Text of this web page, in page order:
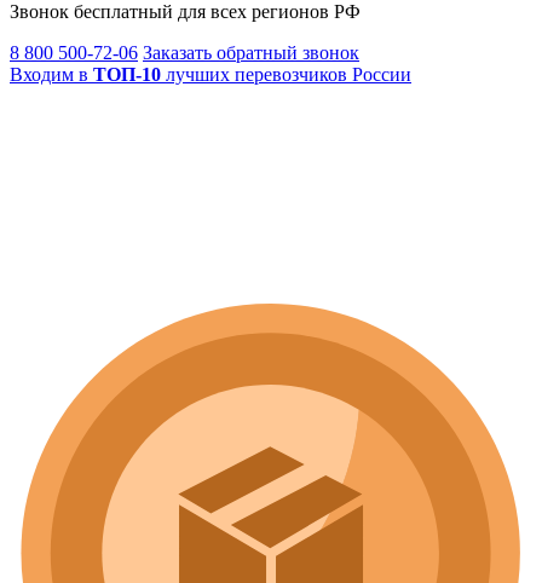
Звонок бесплатный для всех регионов РФ
8 800 500-72-06 Заказать обратный звонок
Входим в ТОП-10 лучших перевозчиков России